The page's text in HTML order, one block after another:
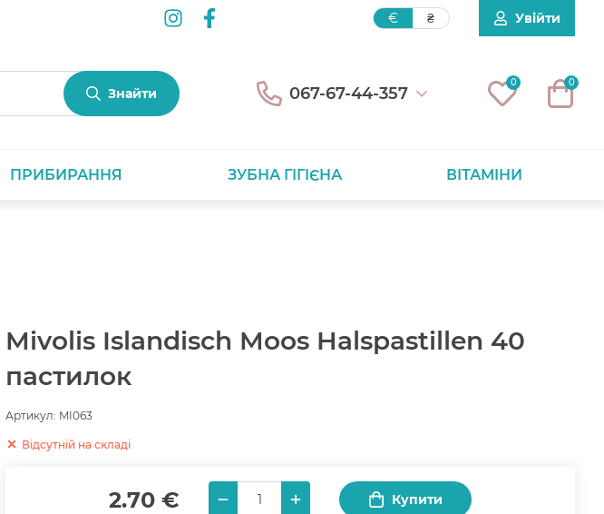
€ ₴ Увійти
Знайти 067-67-44-357
0 0
ПРИБИРАННЯ ЗУБНА ГІГІЄНА ВІТАМІНИ
Mivolis Islandisch Moos Halspastillen 40
пастилок
Артикул: MI063
Відсутній на складі
2.70 € Купити